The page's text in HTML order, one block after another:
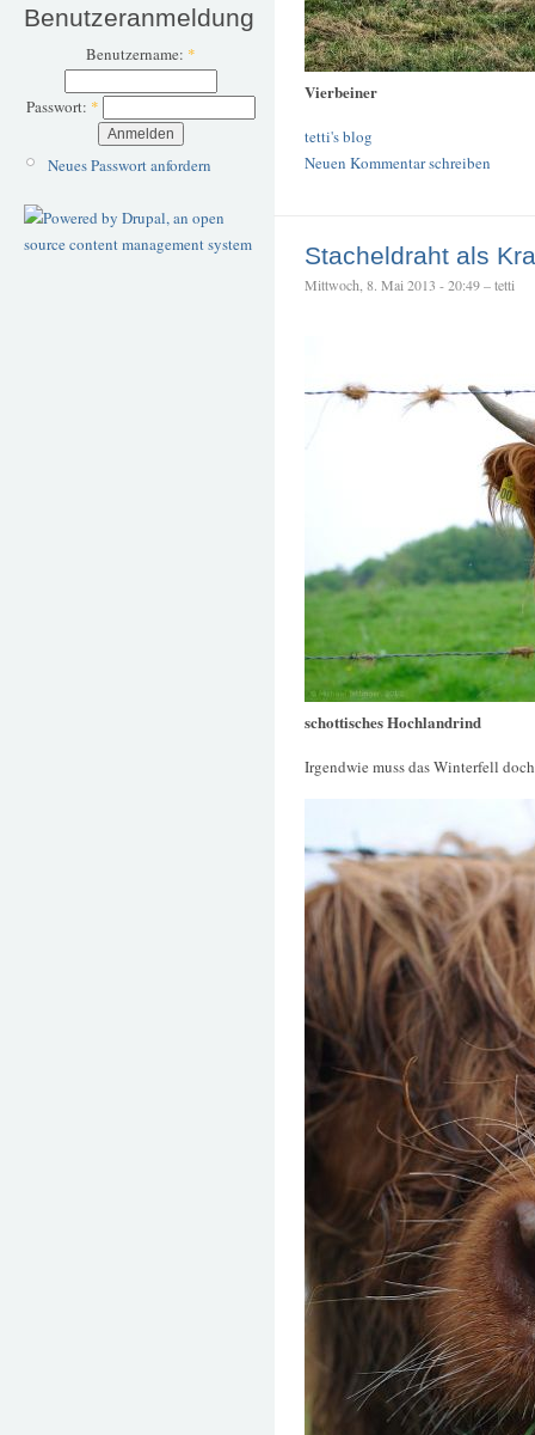
Benutzeranmeldung
Benutzername: *
Passwort: *
Neues Passwort anfordern
Vierbeiner
tetti's blog
Neuen Kommentar schreiben
Stacheldraht als
Mittwoch, 8. Mai 2013 - 20:49 – tetti
schottisches Hochlandrind
Irgendwie muss das Winterfell